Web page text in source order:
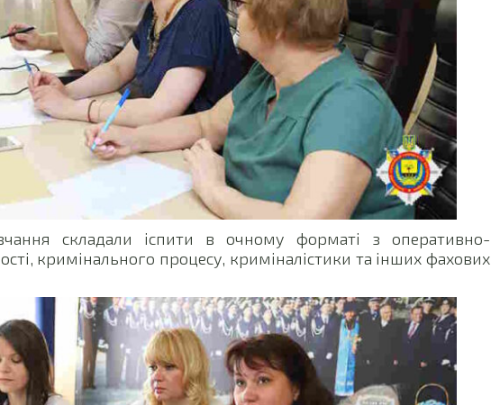
складали іспити в очному форматі з оперативно-
кримінального процесу, криміналістики та інших фахових